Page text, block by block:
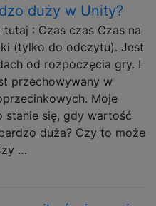
duży w Unity?
: Czas czas Czas na
(tylko do odczytu). Jest
od rozpoczęcia gry. I
przechowywany w
Moje
stanie się, gdy wartość
duża? Czy to może
…